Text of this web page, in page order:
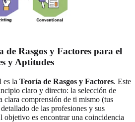
Rasgos y Factores para el
y Aptitudes
es la Teoría de Rasgos y Factores. Este
claro y directo: la selección de
clara comprensión de ti mismo (tus
de las profesiones y sus
objetivo es encontrar una coincidencia